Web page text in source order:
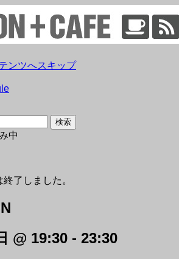
ンツへスキップ
了しました。
@ 19:30 - 23:30